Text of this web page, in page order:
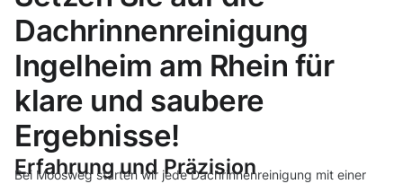
Dachrinnenreinigung
Ingelheim am Rhein für
klare und saubere
Ergebnisse!
Erfahrung und Präzision
Bei Moosweg starten wir jede Dachrinnenreinigung mit einer